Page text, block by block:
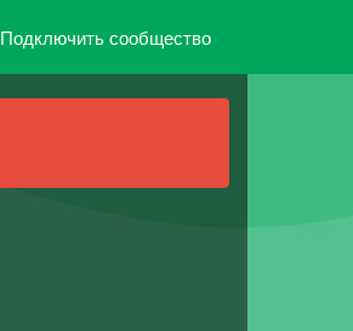
Подключить сообщество